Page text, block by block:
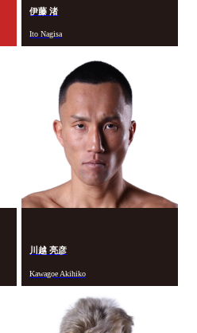
伊藤 渚
Ito Nagisa
川越 亮彦
Kawagoe Akihiko